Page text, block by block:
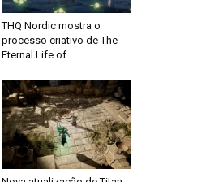
THQ Nordic mostra o
processo criativo de The
Eternal Life of...